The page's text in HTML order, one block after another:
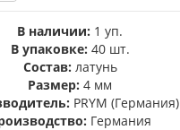
В наличии: 1 уп.
В упаковке: 40 шт.
Состав: латунь
Размер: 4 мм
PRYM (Германия)
Германия